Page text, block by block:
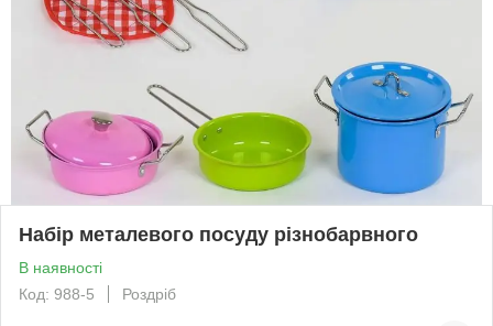
Набір металевого посуду різнобарвного
В наявності
Код: 988-5
Роздріб